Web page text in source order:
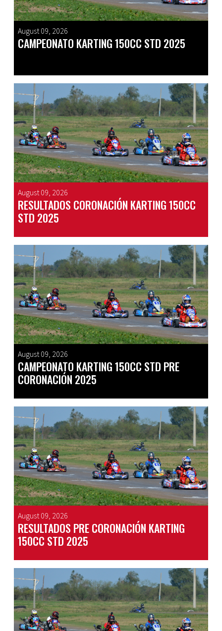
August 09, 2026
CAMPEONATO KARTING 150CC STD 2025
August 09, 2026
RESULTADOS CORONACIÓN KARTING 150CC
STD 2025
August 09, 2026
CAMPEONATO KARTING 150CC STD PRE
CORONACIÓN 2025
August 09, 2026
RESULTADOS PRE CORONACIÓN KARTING
150CC STD 2025